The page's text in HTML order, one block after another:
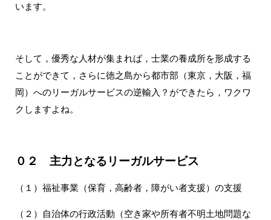
います。
そして，優秀な人材が集まれば，士業の養成所を形成する
ことができて，さらに徳之島から都市部（東京，大阪，福
岡）へのリーガルサービスの逆輸入？ができたら，ワクワ
クしますよね。
０２ 主力となるリーガルサービス
（１）福祉事業（保育，高齢者，障がい者支援）の支援
（２）自治体の行政活動（空き家や所有者不明土地問題な